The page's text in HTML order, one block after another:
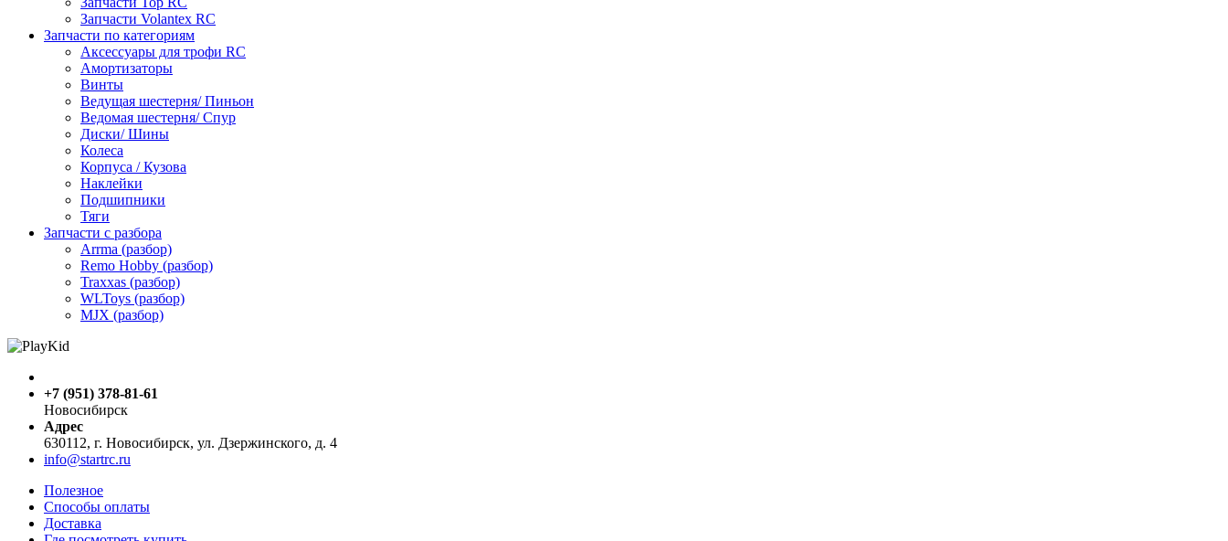
Запчасти Volantex RC
Запчасти по категориям
Аксессуары для трофи RC
Амортизаторы
Винты
Ведущая шестерня/ Пиньон
Ведомая шестерня/ Спур
Диски/ Шины
Колеса
Корпуса / Кузова
Наклейки
Подшипники
Тяги
Запчасти с разбора
Arrma (разбор)
Remo Hobby (разбор)
Traxxas (разбор)
WLToys (разбор)
MJX (разбор)
+7 (951) 378-81-61
Новосибирск
Адрес
630112, г. Новосибирск, ул. Дзержинского, д. 4
info@startrc.ru
Полезное
Способы оплаты
Доставка